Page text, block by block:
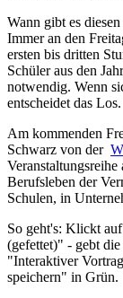
Wann gibt es
Immer an den
ersten bis dritten
Schüler aus den
notwendig. Wenn
entscheidet das Los.
Am kommenden
Schwarz von der
Berufsleben der
Schulen, in
So geht's: Klickt
(gefettet)" - gebt
"Interaktiver
speichern" in Grün.